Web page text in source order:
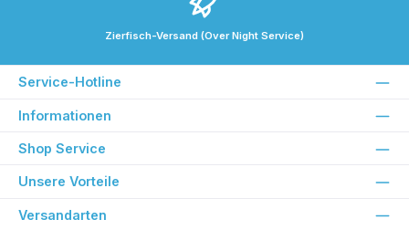
Zierfisch-Versand (Over Night Service)
Service-Hotline
Informationen
Shop Service
Unsere Vorteile
Versandarten